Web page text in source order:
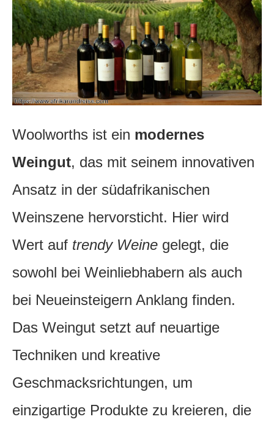
Woolworths ist ein modernes
Weingut, das mit seinem innovativen
Ansatz in der südafrikanischen
Weinszene hervorsticht. Hier wird
Wert auf trendy Weine gelegt, die
sowohl bei Weinliebhabern als auch
bei Neueinsteigern Anklang finden.
Das Weingut setzt auf neuartige
Techniken und kreative
Geschmacksrichtungen, um
einzigartige Produkte zu kreieren, die